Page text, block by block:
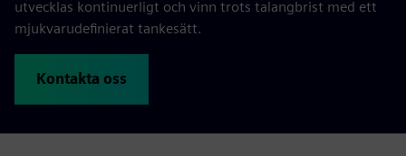
utvecklas kontinuerligt och vinn trots talangbrist med ett
mjukvarudefinierat tankesätt.
Kontakta oss